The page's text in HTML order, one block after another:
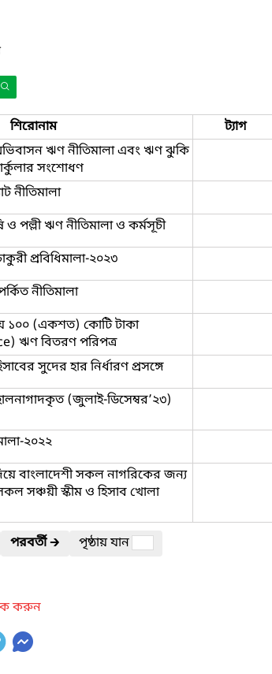
শিরোনাম ট্যাগ
ঋণ নীতিমালা এবং ঋণ ঝুকি
সংশোধণ
ও পল্লী ঋণ নীতিমালা ও কর্মসূচী
প্রবিধিমালা-২০২৩
নীতিমালা
১০০ (একশত) কোটি টাকা
ঋণ বিতরণ পরিপত্র
সুদের হার নির্ধারণ প্রসঙ্গে
(জুলাই-ডিসেম্বর’২৩)
২০২২
বাংলাদেশী সকল নাগরিকের জন্য
সঞ্চয়ী স্কীম ও হিসাব খোলা
পরবর্তী🡲
পৃষ্ঠায় যান
করুন